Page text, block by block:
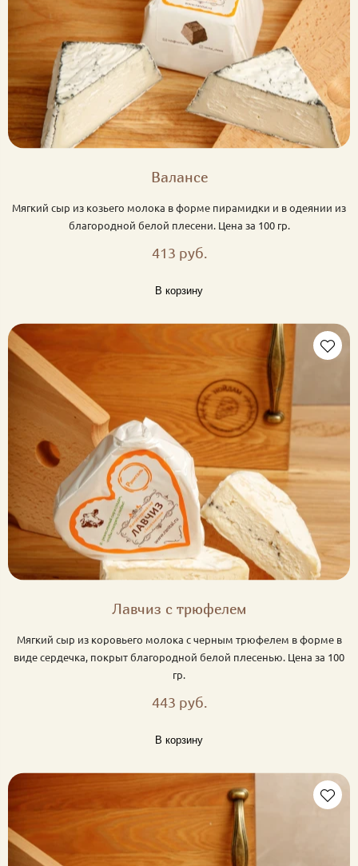
Валансе
Мягкий сыр из козьего молока в форме пирамидки и в одеянии из
благородной белой плесени. Цена за 100 гр.
413 руб.
В корзину
Лавчиз с трюфелем
Мягкий сыр из коровьего молока с черным трюфелем в форме в
виде сердечка, покрыт благородной белой плесенью. Цена за 100
гр.
443 руб.
В корзину